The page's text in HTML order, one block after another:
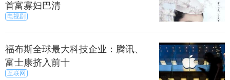
获得胜利，统一了中原各部落。
战争的原因既有争夺领导权的因素，还有争夺宜
农土地的因素。原来，黄帝与炎帝原先居住的姬水、
姜水一带因黄河泛滥，逐渐不再适于畜牧业和农业生
首富寡妇巴清
电视剧
福布斯全球最大科技企业：腾讯、
富士康挤入前十
互联网